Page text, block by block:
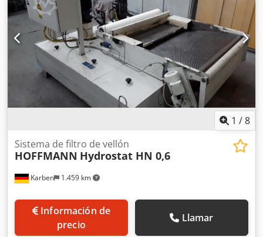
1 /8
Karben 1.459 km
Sistema de filtro de vellón
HOFFMANN Hydrostat HN 0,6
Información de
precio
Llamar